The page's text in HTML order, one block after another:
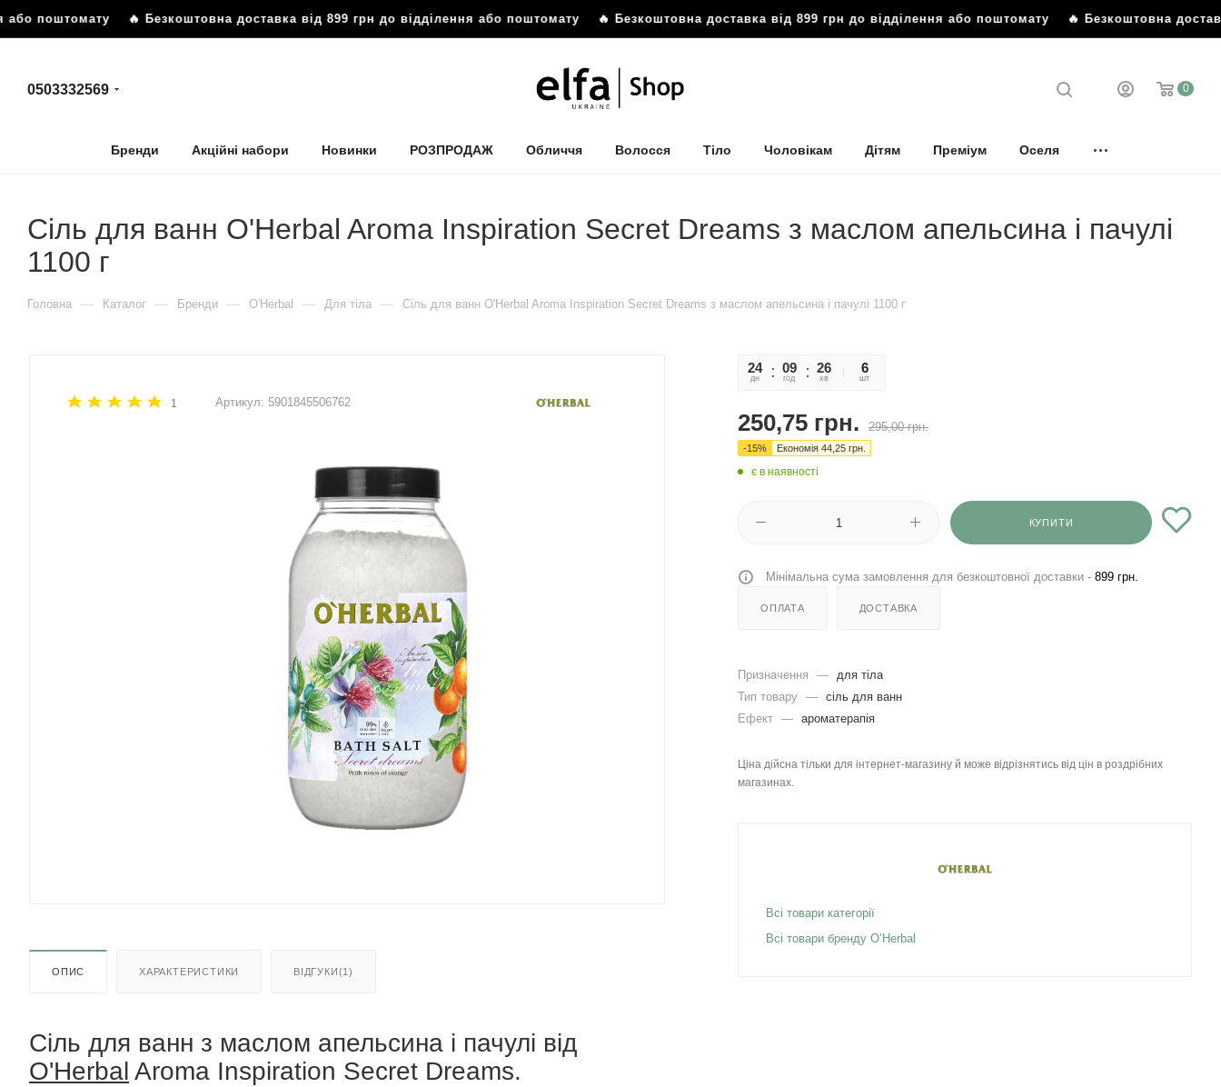
поштомату🔥 Безкоштовна доставка від 899 грн до відділення або поштомату🔥 Безкоштовна доставка від 899 грн до відділення або поштомату🔥 Безкоштовна
0503332569 0
Бренди Акційні набори Новинки РОЗПРОДАЖ Обличчя Волосся Тіло Чоловікам Дітям Преміум Оселя
Сіль для ванн O'Herbal Aroma Inspiration Secret Dreams з маслом апельсина і пачулі
1100 г
Головна — Каталог — Бренди — O'Herbal — Для тіла — Сіль для ванн O'Herbal Aroma Inspiration Secret Dreams з маслом апельсина і пачулі 1100 г
1 Артикул: 5901845506762
ОПИС ХАРАКТЕРИСТИКИ ВІДГУКИ(1)
Сіль для ванн з маслом апельсина і пачулі від
O'Herbal Aroma Inspiration Secret Dreams.
24
дн
09
год
26
хв
00
сек
6
шт
250,75 грн. 295,00грн.
-15% Економія 44,25 грн.
є в наявності
КУПИТИ
Мінімальна сума замовлення для безкоштовної доставки - 899 грн.
ОПЛАТА ДОСТАВКА
Призначення —
для тіла
Тип товару — сіль для ванн
Ефект — ароматерапія
Ціна дійсна тільки для інтернет-магазину й може відрізнятись від цін в роздрібних
магазинах.
Всі товари категорії
Всі товари бренду O’Herbal